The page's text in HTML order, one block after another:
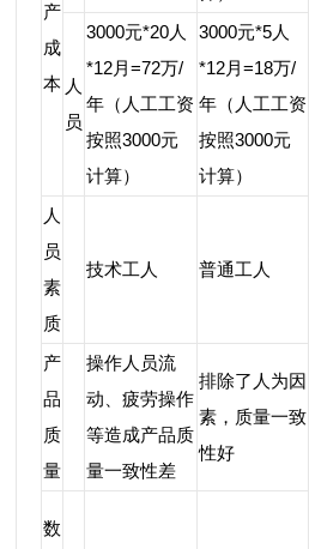
产
成
本 人
员
3000元*20人
*12月=72万/
年（人工工资
按照3000元
计算）
3000元*5人
*12月=18万/
年（人工工资
按照3000元
计算）
人
员
素
质
技术工人 普通工人
产
品
质
量
操作人员流
动、疲劳操作
等造成产品质
量一致性差
排除了人为因
素，质量一致
性好
数